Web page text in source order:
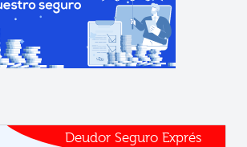
Deudor Seguro Exprés